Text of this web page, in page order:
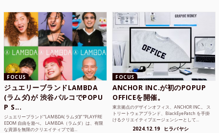
FOCUS
ジュエリーブランドLAMBDA
(ラムダ)が 渋谷パルコでPOPU
P S...
ジュエリーブランド“LAMBDA( ラムダ))” “PLAYFRE
EDOM 自由を遊べ。 LAMBDA（ラムダ）は、有限
な資源を無限のクリエイティブで追...
FOCUS
ANCHOR INC.が初のPOPUP
OFFICEを開催。
東京拠点のデザインオフィス、ANCHOR INC.。 ス
トリートウェアブランド、BlackEyePatch を手掛
けるクリエイティブエージェンシーとして...
2024.12.19 ヒラバヤシ